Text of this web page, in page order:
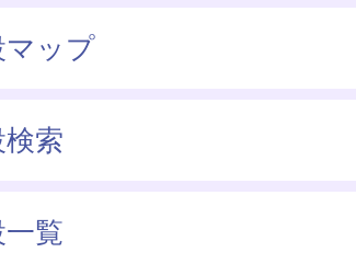
マップ
索
覧